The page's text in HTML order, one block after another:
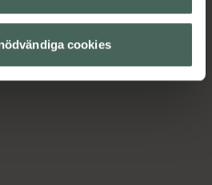
cookies